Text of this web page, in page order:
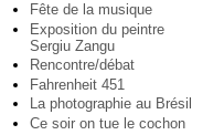
Fête de la musique
Exposition du peintre
Sergiu Zangu
Rencontre/débat
Fahrenheit 451
La photographie au Brésil
Ce soir on tue le cochon